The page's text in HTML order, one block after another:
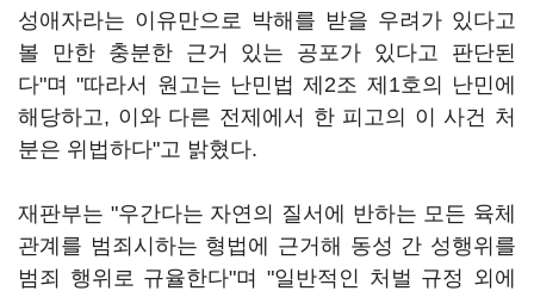
성애자라는 이유만으로 박해를 받을 우려가 있다고
볼 만한 충분한 근거 있는 공포가 있다고 판단된
다"며 "따라서 원고는 난민법 제2조 제1호의 난민에
해당하고, 이와 다른 전제에서 한 피고의 이 사건 처
분은 위법하다"고 밝혔다.
재판부는 "우간다는 자연의 질서에 반하는 모든 육체
관계를 범죄시하는 형법에 근거해 동성 간 성행위를
범죄 행위로 규율한다"며 "일반적인 처벌 규정 외에